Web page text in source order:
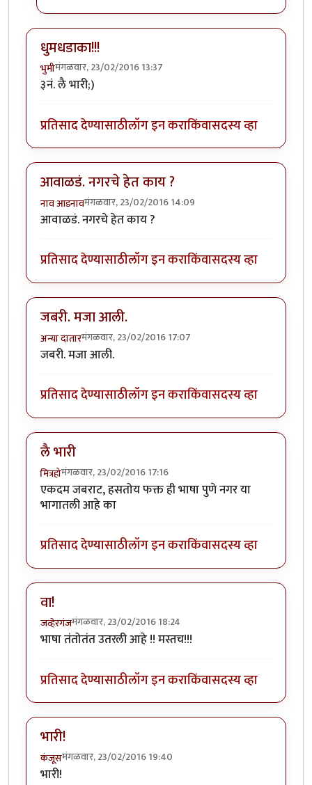
धुमधडाका!!!
भुमीमंगळवार, 23/02/2016 13:37
३नं. लै भारी;)
प्रतिसाद देण्यासाठीलॉग इन कराकिंवासदस्य व्हा
आवाळडं. नगरचे हेत काय ?
नाव आडनावमंगळवार, 23/02/2016 14:09
आवाळडं. नगरचे हेत काय ?
प्रतिसाद देण्यासाठीलॉग इन कराकिंवासदस्य व्हा
जबरी. मजा आली.
अन्या दातारमंगळवार, 23/02/2016 17:07
जबरी. मजा आली.
प्रतिसाद देण्यासाठीलॉग इन कराकिंवासदस्य व्हा
लै भारी
मित्रहोमंगळवार, 23/02/2016 17:16
एकदम जबराट, हसतोय फक्त ही भाषा पुणे नगर या
भागातली आहे का
प्रतिसाद देण्यासाठीलॉग इन कराकिंवासदस्य व्हा
वा!
जव्हेरगंजमंगळवार, 23/02/2016 18:24
भाषा तंतोतंत उतरली आहे !! मस्तच!!!
प्रतिसाद देण्यासाठीलॉग इन कराकिंवासदस्य व्हा
भारी!
कंजूसमंगळवार, 23/02/2016 19:40
भारी!